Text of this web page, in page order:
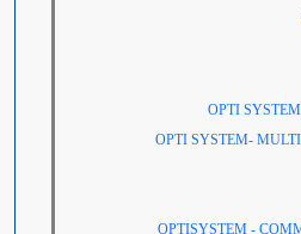
OPTI
OPTI SYSTEM-
OPTISYSTEM -